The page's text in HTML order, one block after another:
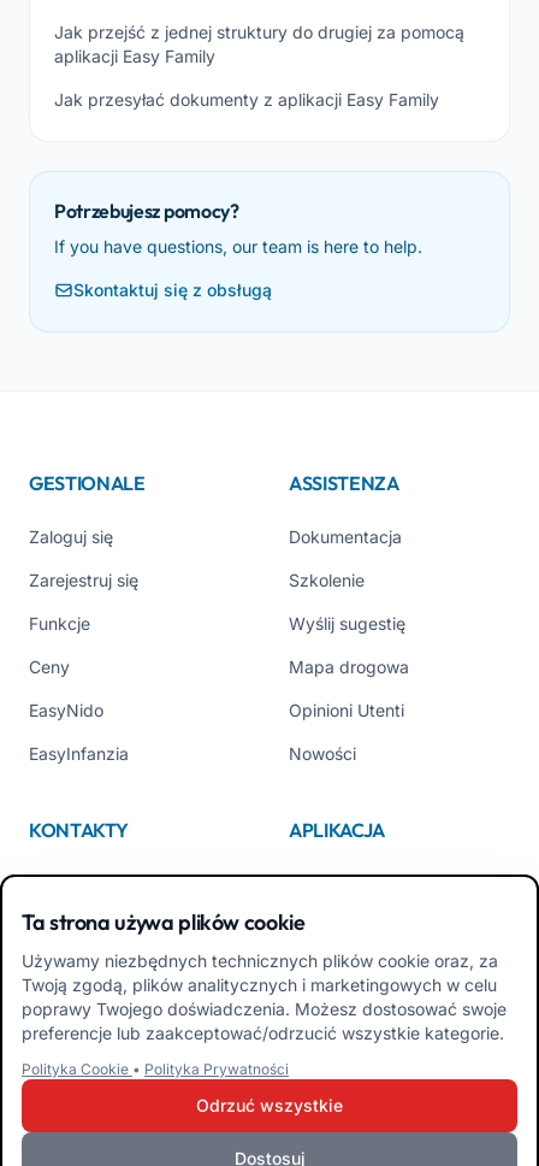
Jak przejść z jednej struktury do drugiej za pomocą
aplikacji Easy Family
Jak przesyłać dokumenty z aplikacji Easy Family
Potrzebujesz pomocy?
If you have questions, our team is here to help.
Skontaktuj się z obsługą
GESTIONALE
Zaloguj się
Zarejestruj się
Funkcje
Ceny
EasyNido
EasyInfanzia
ASSISTENZA
Dokumentacja
Szkolenie
Wyślij sugestię
Mapa drogowa
Opinioni Utenti
Nowości
KONTAKTY
Kim jesteśmy
Contattaci
Tel +39 02 84152514
APLIKACJA
App Store
Google Play
Pobierz APK Aplikacja dla
Rodzin
Pobierz APK Aplikacja dla
Ta strona używa plików cookie
Używamy niezbędnych technicznych plików cookie oraz, za
Twoją zgodą, plików analitycznych i marketingowych w celu
poprawy Twojego doświadczenia. Możesz dostosować swoje
preferencje lub zaakceptować/odrzucić wszystkie kategorie.
Polityka Cookie • Polityka Prywatności
Odrzuć wszystkie
Dostosuj